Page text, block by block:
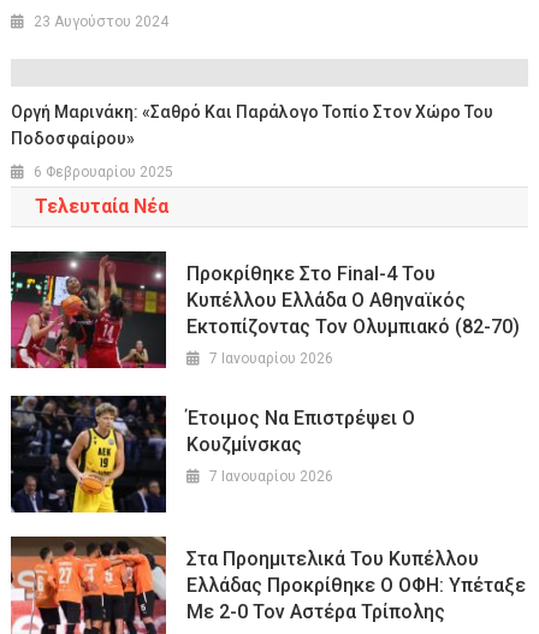
23 Αυγούστου 2024
Oργή Μαρινάκη: «Σαθρό Και Παράλογο Τοπίο Στον Χώρο Του
Ποδοσφαίρου»
6 Φεβρουαρίου 2025
Τελευταία Νέα
Προκρίθηκε Στο Final-4 Του
Κυπέλλου Ελλάδα Ο Αθηναϊκός
Εκτοπίζοντας Τον Ολυμπιακό (82-70)
7 Ιανουαρίου 2026
Έτοιμος Να Επιστρέψει Ο
Κουζμίνσκας
7 Ιανουαρίου 2026
Στα Προημιτελικά Του Κυπέλλου
Ελλάδας Προκρίθηκε Ο ΟΦΗ: Υπέταξε
Με 2-0 Τον Αστέρα Τρίπολης